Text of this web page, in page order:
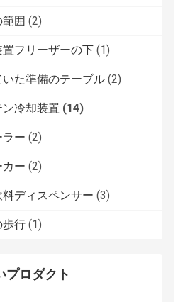
囲 (2)
置フリーザーの下 (1)
た準備のテーブル (2)
冷却装置 (14)
ー (2)
ー (2)
ディスペンサー (3)
歩行 (1)
プロダクト